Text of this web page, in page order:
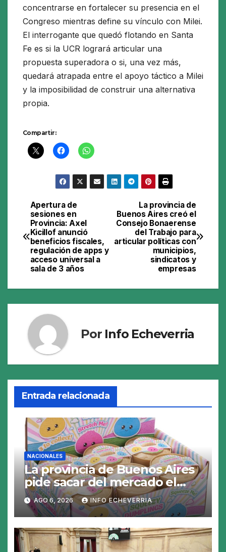
concentrarse en fortalecer su presencia en el
Congreso mientras define su vínculo con Milei.
El interrogante que quedó flotando en Santa
Fe es si la UCR logrará articular una
propuesta superadora o si, una vez más,
quedará atrapada entre el apoyo táctico a Milei
y la imposibilidad de construir una alternativa
propia.
Compartir:
Navegación
de
entradas
La provincia de
Buenos Aires creó el
Consejo Bonaerense
del Trabajo para
articular políticas con
municipios,
sindicatos y
empresas
Apertura de
sesiones en
Provincia: Axel
Kicillof anunció
beneficios fiscales,
regulación de apps y
acceso universal a
sala de 3 años
Por Info Echeverria
Entrada relacionada
NACIONALES
La provincia de Buenos Aires
pide sacar del mercado el
«Squeezy Dumpling», un
juguete «tóxico»
AGO 6, 2026 INFO ECHEVERRIA